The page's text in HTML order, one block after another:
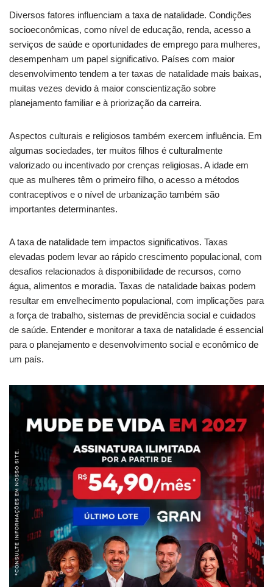
Diversos fatores influenciam a taxa de natalidade. Condições
socioeconômicas, como nível de educação, renda, acesso a
serviços de saúde e oportunidades de emprego para mulheres,
desempenham um papel significativo. Países com maior
desenvolvimento tendem a ter taxas de natalidade mais baixas,
muitas vezes devido à maior conscientização sobre
planejamento familiar e à priorização da carreira.
Aspectos culturais e religiosos também exercem influência. Em
algumas sociedades, ter muitos filhos é culturalmente
valorizado ou incentivado por crenças religiosas. A idade em
que as mulheres têm o primeiro filho, o acesso a métodos
contraceptivos e o nível de urbanização também são
importantes determinantes.
A taxa de natalidade tem impactos significativos. Taxas
elevadas podem levar ao rápido crescimento populacional, com
desafios relacionados à disponibilidade de recursos, como
água, alimentos e moradia. Taxas de natalidade baixas podem
resultar em envelhecimento populacional, com implicações para
a força de trabalho, sistemas de previdência social e cuidados
de saúde. Entender e monitorar a taxa de natalidade é essencial
para o planejamento e desenvolvimento social e econômico de
um país.